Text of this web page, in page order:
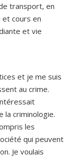
transport, en
et cours en
et vie
et je me suis
au crime.
la criminologie.
les
qui peuvent
Je voulais